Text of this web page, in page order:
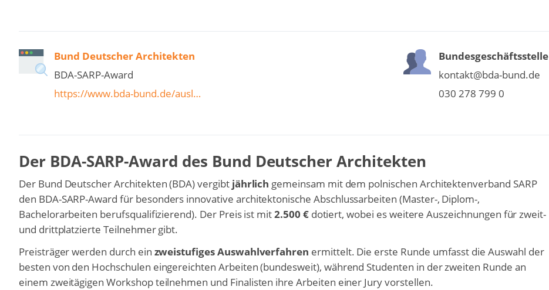
Bund Deutscher Architekten
BDA-SARP-Award
https://www.bda-bund.de/ausl…
Bundesgeschäftsstelle
kontakt@bda-bund.de
030 278 799 0
Der BDA-SARP-Award des Bund Deutscher Architekten
Der Bund Deutscher Architekten (BDA) vergibt jährlich gemeinsam mit dem polnischen Architektenverband SARP
den BDA-SARP-Award für besonders innovative architektonische Abschlussarbeiten (Master-, Diplom-,
Bachelorarbeiten berufsqualifizierend). Der Preis ist mit2.500 €dotiert, wobei es weitere Auszeichnungen für zweit-
und drittplatzierte Teilnehmer gibt.
Preisträger werden durch ein zweistufiges Auswahlverfahren ermittelt. Die erste Runde umfasst die Auswahl der
besten von den Hochschulen eingereichten Arbeiten (bundesweit), während Studenten in der zweiten Runde an
einem zweitägigen Workshop teilnehmen und Finalisten ihre Arbeiten einer Jury vorstellen.